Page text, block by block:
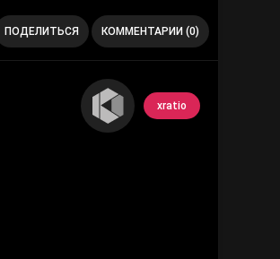
ПОДЕЛИТЬСЯ КОММЕНТАРИИ (0)
xratio